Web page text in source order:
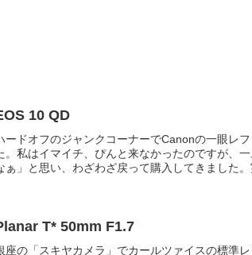
10 QD
ードオフのジャンクコーナーでCanonの一眼レ
。私はイマイチ、ぴんと来なかったのですが、
ぁ」と思い、わざわざ戻って購入してきました。
T* 50mm F1.7
座の「スキヤカメラ」でカールツァイスの標準